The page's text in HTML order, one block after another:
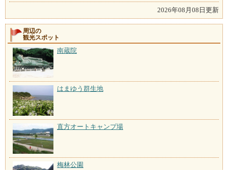
2026年08月08日更新
周辺の
観光スポット
南蔵院
はまゆう群生地
直方オートキャンプ場
梅林公園